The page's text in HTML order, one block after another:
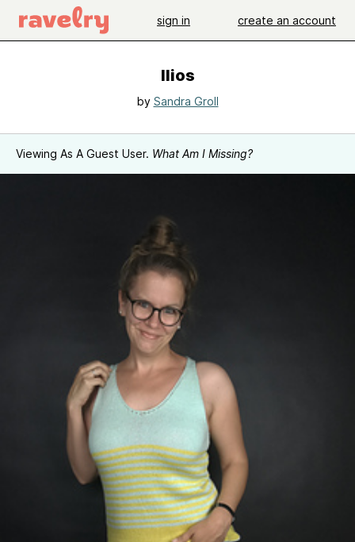
sign in create an account
Ilios
by Sandra Groll
Viewing As A Guest User. What Am I Missing?